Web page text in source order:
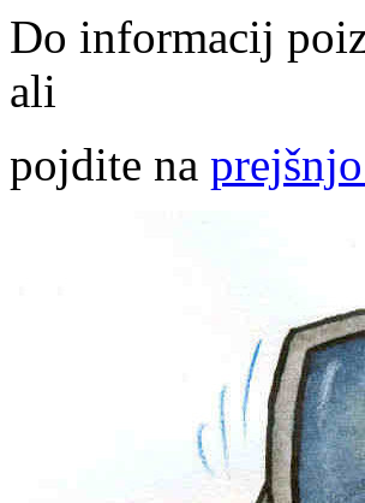
Do informacij
ali
pojdite na